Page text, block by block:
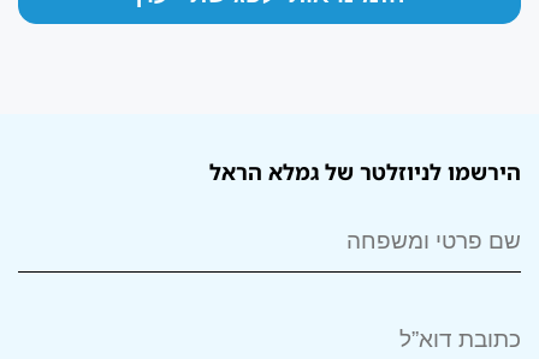
הירשמו לניוזלטר של גמלא הראל